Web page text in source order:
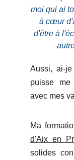
Aussi, ai-
puisse me
avec mes
Ma
d'Aix en
solides
moi qui ai
à cœur
d'être à